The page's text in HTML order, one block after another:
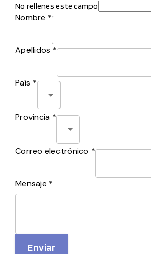
No rellenes este campo
Nombre *
Apellidos *
País *
Provincia *
Correo electrónico *
Mensaje *
Enviar